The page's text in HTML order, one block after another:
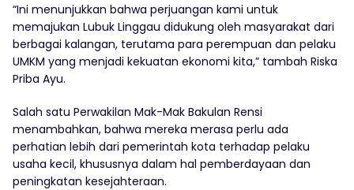
“Ini menunjukkan bahwa perjuangan kami untuk
memajukan Lubuk Linggau didukung oleh masyarakat dari
berbagai kalangan, terutama para perempuan dan pelaku
UMKM yang menjadi kekuatan ekonomi kita,” tambah Riska
Priba Ayu.
Salah satu Perwakilan Mak-Mak Bakulan Rensi
menambahkan, bahwa mereka merasa perlu ada
perhatian lebih dari pemerintah kota terhadap pelaku
usaha kecil, khususnya dalam hal pemberdayaan dan
peningkatan kesejahteraan.